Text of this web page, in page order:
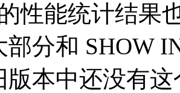
性能统计结果
分和 SHOW
版本中还没有